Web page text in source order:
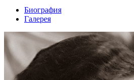
Биография
Галерея